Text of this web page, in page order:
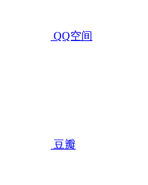
QQ空间
豆瓣